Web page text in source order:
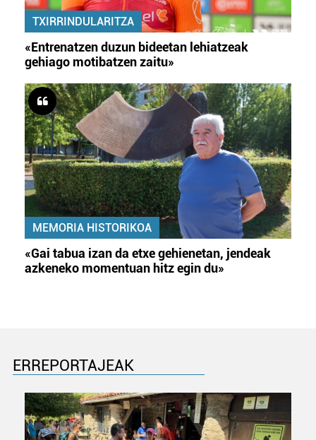
TXIRRINDULARITZA
«Entrenatzen duzun bideetan lehiatzeak
gehiago motibatzen zaitu»
MEMORIA HISTORIKOA
«Gai tabua izan da etxe gehienetan, jendeak
azkeneko momentuan hitz egin du»
ERREPORTAJEAK